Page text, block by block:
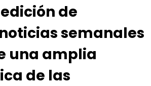
de
semanales
una amplia
de las